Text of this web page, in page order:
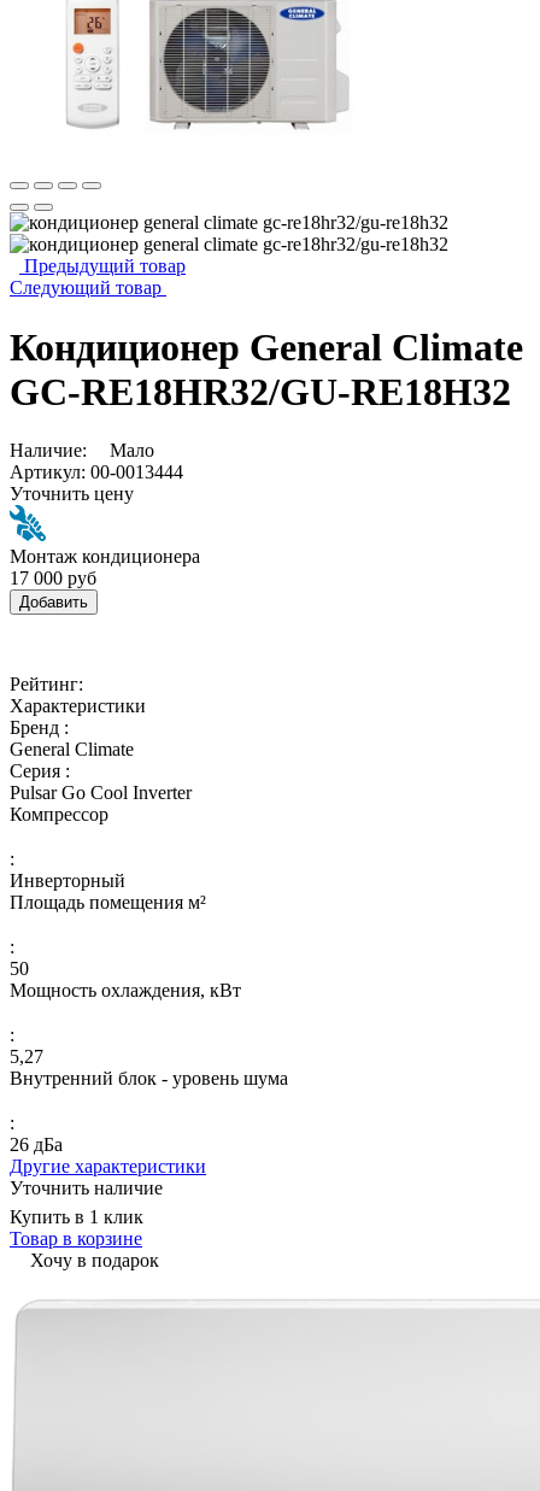
Предыдущий товар
Следующий товар
Кондиционер General Climate
GC-RE18HR32/GU-RE18H32
Наличие:
Мало
Артикул: 00-0013444
Уточнить цену
Монтаж кондиционера
17 000 руб
Добавить
Рейтинг:
Характеристики
Бренд :
General Climate
Серия :
Pulsar Go Cool Inverter
Компрессор
:
Инверторный
Площадь помещения м²
:
50
Мощность охлаждения, кВт
:
5,27
Внутренний блок - уровень шума
:
26 дБа
Другие характеристики
Уточнить наличие
Купить в 1 клик
Товар в корзине
Хочу в подарок